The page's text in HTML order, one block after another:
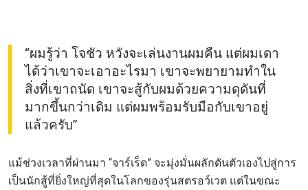
“ผมรู้ว่า โจชัว หวังจะเล่นงานผมคืน แต่ผมเดา
ได้ว่าเขาจะเอาอะไรมา เขาจะพยายามทำใน
สิ่งที่เขาถนัด เขาจะสู้กับผมด้วยความดุดันที่
มากขึ้นกว่าเดิม แต่ผมพร้อมรับมือกับเขาอยู่
แล้วครับ”
แม้ช่วงเวลาที่ผ่านมา “จาร์เร็ด” จะมุ่งมั่นผลักดันตัวเองไปสู่การ
เป็นนักสู้ที่ยิ่งใหญ่ที่สุดในโลกของรุ่นสตรอว์เวต แต่ในขณะ